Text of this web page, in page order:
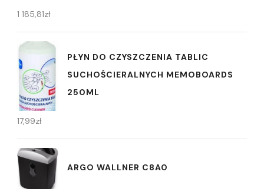
1 185,81zł
PŁYN DO CZYSZCZENIA TABLIC
SUCHOŚCIERALNYCH MEMOBOARDS
250ML
17,99zł
ARGO WALLNER C8A0